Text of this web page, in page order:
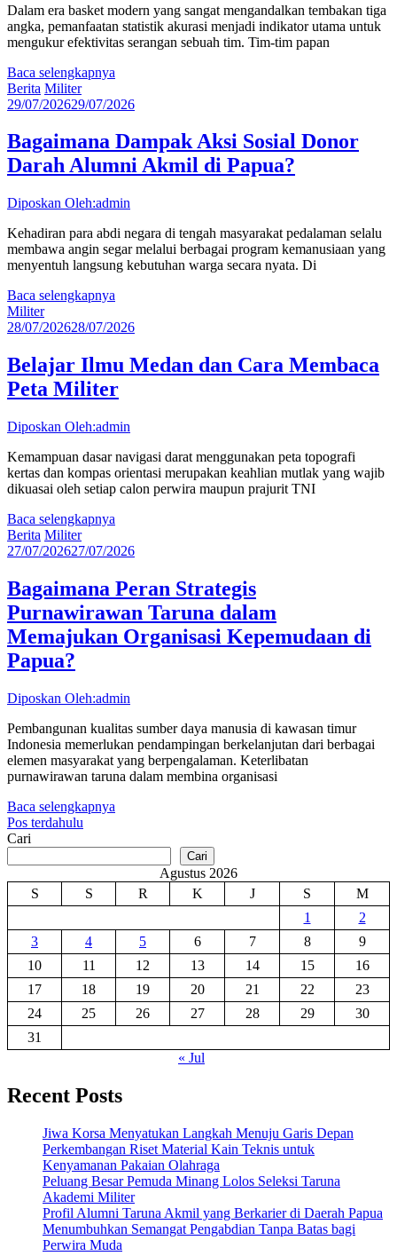
Dalam era basket modern yang sangat mengandalkan tembakan tiga
angka, pemanfaatan statistik akurasi menjadi indikator utama untuk
mengukur efektivitas serangan sebuah tim. Tim-tim papan
Baca selengkapnya
Berita Militer
29/07/202629/07/2026
Bagaimana Dampak Aksi Sosial Donor
Darah Alumni Akmil di Papua?
Diposkan Oleh:admin
Kehadiran para abdi negara di tengah masyarakat pedalaman selalu
membawa angin segar melalui berbagai program kemanusiaan yang
menyentuh langsung kebutuhan warga secara nyata. Di
Baca selengkapnya
Militer
28/07/202628/07/2026
Belajar Ilmu Medan dan Cara Membaca
Peta Militer
Diposkan Oleh:admin
Kemampuan dasar navigasi darat menggunakan peta topografi
kertas dan kompas orientasi merupakan keahlian mutlak yang wajib
dikuasai oleh setiap calon perwira maupun prajurit TNI
Baca selengkapnya
Berita Militer
27/07/202627/07/2026
Bagaimana Peran Strategis
Purnawirawan Taruna dalam
Memajukan Organisasi Kepemudaan di
Papua?
Diposkan Oleh:admin
Pembangunan kualitas sumber daya manusia di kawasan timur
Indonesia memerlukan pendampingan berkelanjutan dari berbagai
elemen masyarakat yang berpengalaman. Keterlibatan
purnawirawan taruna dalam membina organisasi
Baca selengkapnya
Navigasi
pos
Pos terdahulu
Cari
Cari
Agustus 2026
S
S R K J S
M
1
2
3
4 5 6 7 8
9
10
11 12 13 14 15
16
17
18 19 20 21 22
23
24
25 26 27 28 29
30
31
« Jul
Recent Posts
Jiwa Korsa Menyatukan Langkah Menuju Garis Depan
Perkembangan Riset Material Kain Teknis untuk
Kenyamanan Pakaian Olahraga
Peluang Besar Pemuda Minang Lolos Seleksi Taruna
Akademi Militer
Profil Alumni Taruna Akmil yang Berkarier di Daerah Papua
Menumbuhkan Semangat Pengabdian Tanpa Batas bagi
Perwira Muda